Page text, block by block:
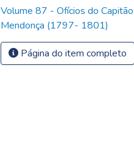
Volume 87 - Ofícios do
Mendonça (1797- 1801)
Página do item completo